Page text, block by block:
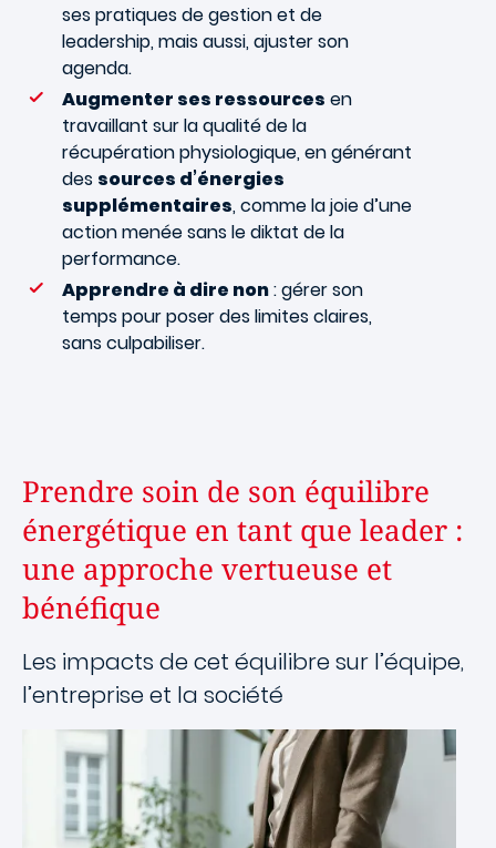
ses pratiques de gestion et de
leadership, mais aussi, ajuster son
agenda.
Augmenter ses ressources en
travaillant sur la qualité de la
récupération physiologique, en générant
des sources d’énergies
supplémentaires, comme la joie d’une
action menée sans le diktat de la
performance.
Apprendre à dire non: gérer son
temps pour poser des limites claires,
sans culpabiliser.
Prendre soin de son équilibre
énergétique en tant que leader :
une approche vertueuse et
bénéfique
Les impacts de cet équilibre sur l’équipe,
l’entreprise et la société